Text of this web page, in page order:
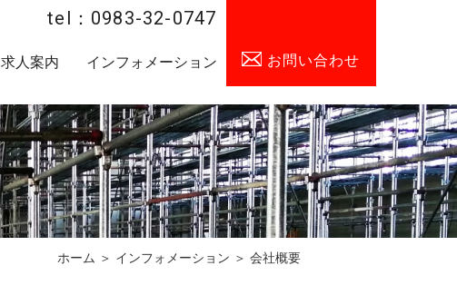
tel：0983-32-0747
求人案内 インフォメーション お問い合わせ
ホーム ＞ インフォメーション ＞ 会社概要